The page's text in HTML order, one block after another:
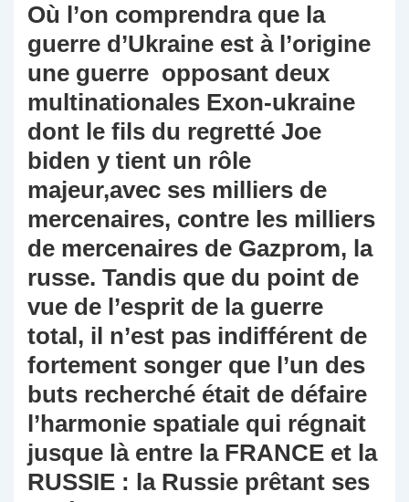
Où l’on comprendra que la
guerre d’Ukraine est à l’origine
une guerre opposant deux
multinationales Exon-ukraine
dont le fils du regretté Joe
biden y tient un rôle
majeur,avec ses milliers de
mercenaires, contre les milliers
de mercenaires de Gazprom, la
russe. Tandis que du point de
vue de l’esprit de la guerre
total, il n’est pas indifférent de
fortement songer que l’un des
buts recherché était de défaire
l’harmonie spatiale qui régnait
jusque là entre la FRANCE et la
RUSSIE : la Russie prêtant ses